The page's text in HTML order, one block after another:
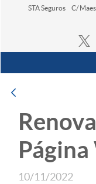
STA Seguros C/
10/11/2022